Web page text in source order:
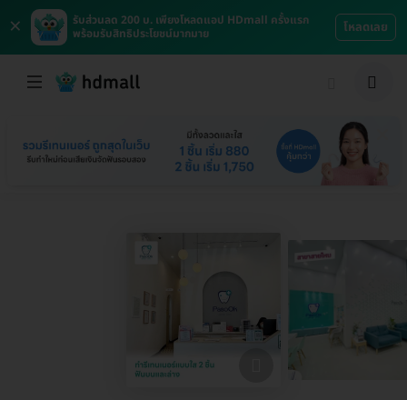
×
รับส่วนลด 200 บ. เพียงโหลดแอป HDmall ครั้งแรก
พร้อมรับสิทธิประโยชน์มากมาย
โหลดเลย